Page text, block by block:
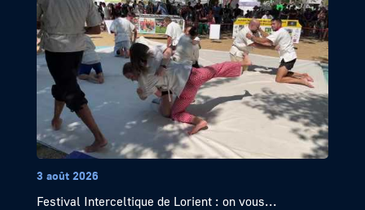
3 août 2026
Festival Interceltique de Lorient : on vous...